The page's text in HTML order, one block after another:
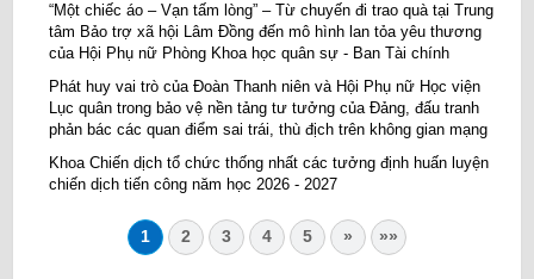
“Một chiếc áo – Vạn tấm lòng” – Từ chuyến đi trao quà tại Trung
tâm Bảo trợ xã hội Lâm Đồng đến mô hình lan tỏa yêu thương
của Hội Phụ nữ Phòng Khoa học quân sự - Ban Tài chính
Phát huy vai trò của Đoàn Thanh niên và Hội Phụ nữ Học viện
Lục quân trong bảo vệ nền tảng tư tưởng của Đảng, đấu tranh
phản bác các quan điểm sai trái, thù địch trên không gian mạng
Khoa Chiến dịch tổ chức thống nhất các tưởng định huấn luyện
chiến dịch tiến công năm học 2026 - 2027
1 2 3 4 5 » »»